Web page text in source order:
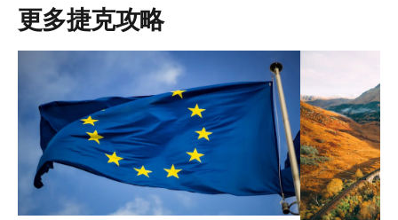
更多捷克攻略